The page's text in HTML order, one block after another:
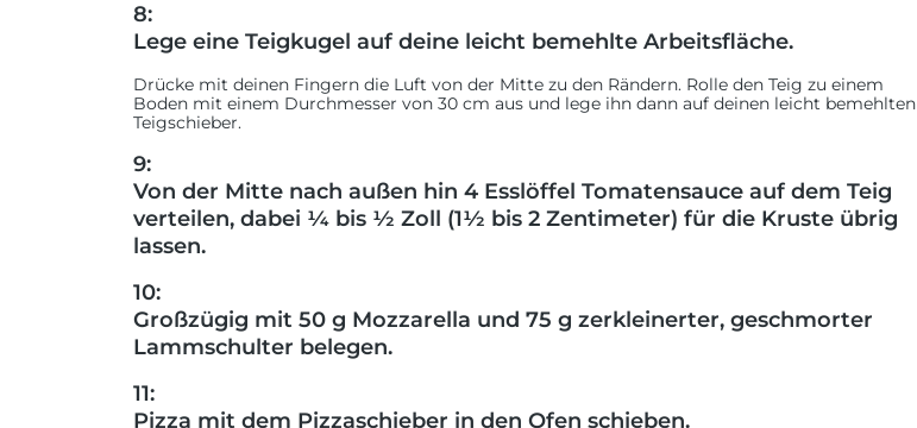
8:
Lege eine Teigkugel auf deine leicht bemehlte Arbeitsfläche.
Drücke mit deinen Fingern die Luft von der Mitte zu den Rändern. Rolle den Teig zu einem
Boden mit einem Durchmesser von 30 cm aus und lege ihn dann auf deinen leicht bemehlten
Teigschieber.
9:
Von der Mitte nach außen hin 4 Esslöffel Tomatensauce auf dem Teig
verteilen, dabei ¼ bis ½ Zoll (1½ bis 2 Zentimeter) für die Kruste übrig
lassen.
10:
Großzügig mit 50 g Mozzarella und 75 g zerkleinerter, geschmorter
Lammschulter belegen.
11:
Pizza mit dem Pizzaschieber in den Ofen schieben.